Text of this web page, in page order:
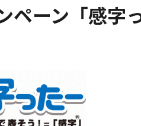
ペーン「感字